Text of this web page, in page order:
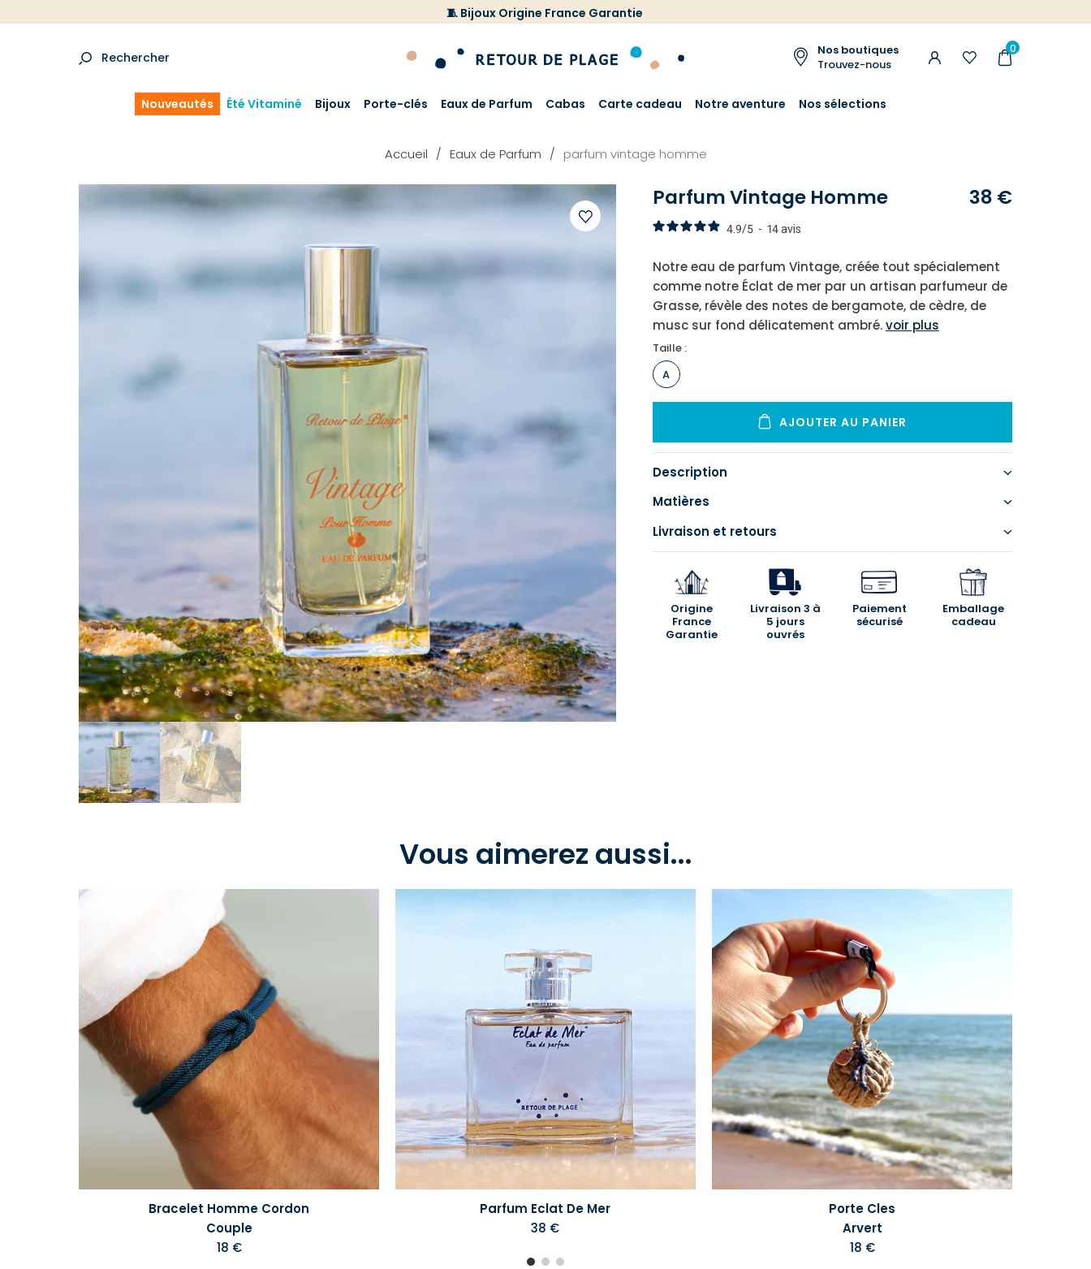
🧵 Bijoux Origine France Garantie
Rechercher
Nos boutiques
Trouvez-nous
0
Nouveautés Été Vitaminé Bijoux Porte-clés Eaux de Parfum Cabas Carte cadeau Notre aventure Nos sélections
Accueil Eaux de Parfum parfum vintage homme
Parfum Vintage Homme 38 €
4.9/5 - 14avis
Notre eau de parfum Vintage, créée tout spécialement
comme notre Éclat de mer par un artisan parfumeur de
Grasse, révèle des notes de bergamote, de cèdre, de
musc sur fond délicatement ambré.voir plus
Taille :
A
AJOUTER AU PANIER
Description
Matières
Livraison et retours
Origine
France
Garantie
Livraison 3 à
5 jours
ouvrés
Paiement
sécurisé
Emballage
cadeau
Vous aimerez aussi...
Bracelet Homme Cordon
Couple
18 €
Parfum Eclat De Mer
38 €
Porte Cles
Arvert
18 €